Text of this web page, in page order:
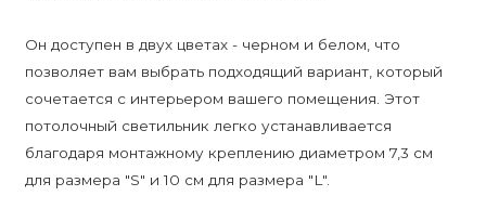
Он доступен в двух цветах - черном и белом, что
позволяет вам выбрать подходящий вариант, который
сочетается с интерьером вашего помещения. Этот
потолочный светильник легко устанавливается
благодаря монтажному креплению диаметром 7,3 см
для размера "S" и 10 см для размера "L".